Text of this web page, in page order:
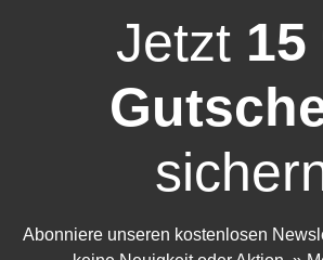
Jetzt 15
Abonniere unseren kostenlosen